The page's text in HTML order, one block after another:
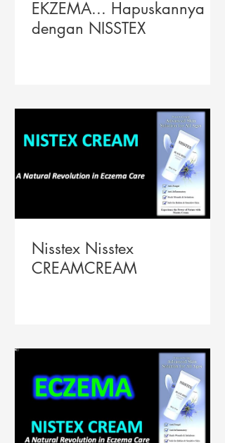
EKZEMA... Hapuskannya
dengan NISSTEX
Nisstex Nisstex
CREAMCREAM